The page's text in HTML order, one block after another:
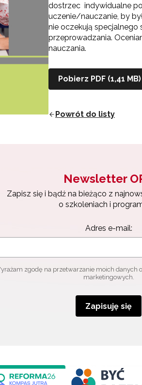
dostrzec indywidualne
uczenie/nauczanie, by
nie oczekują specjalnego
przeprowadzania.
nauczania.
Pobierz PDF (1,41 MB)
Powrót do listy
Newsletter
Zapisz się i bądź na bieżąco z
o szkoleniach i
Adres e-mail:
zgodę na przetwarzanie moich danych
marketingowych.
Zapisuję się